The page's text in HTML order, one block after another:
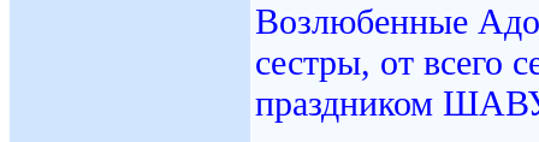
Возлюбенные
сестры, от всего
праздником